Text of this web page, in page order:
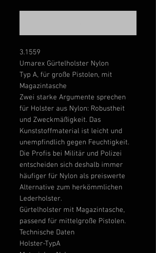
3.1559
Umarex Gürtelholster Nylon
Typ A, für große Pistolen, mit
Magazintasche
Zwei starke Argumente sprechen
für Holster aus Nylon: Robustheit
und Zweckmäßigkeit. Das
Kunststoffmaterial ist leicht und
unempfindlich gegen Feuchtigkeit.
Die Profis bei Militär und Polizei
entscheiden sich deshalb immer
häufiger für Nylon als preiswerte
Alternative zum herkömmlichen
Lederholster.
Gürtelholster mit Magazintasche,
passend für mittelgroße Pistolen.
Technische Daten
Holster-TypA